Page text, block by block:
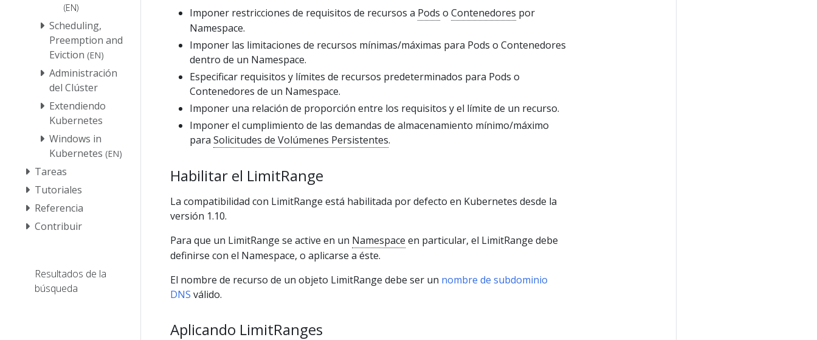
(EN)
Scheduling,
Preemption and
Eviction (EN)
Administración
del Clúster
Extendiendo
Kubernetes
Windows in
Kubernetes (EN)
Tareas
Tutoriales
Referencia
Contribuir
Resultados de la
búsqueda
Imponer restricciones de requisitos de recursos a Pods o Contenedores por
Namespace.
Imponer las limitaciones de recursos mínimas/máximas para Pods o Contenedores
dentro de un Namespace.
Especificar requisitos y límites de recursos predeterminados para Pods o
Contenedores de un Namespace.
Imponer una relación de proporción entre los requisitos y el límite de un recurso.
Imponer el cumplimiento de las demandas de almacenamiento mínimo/máximo
para Solicitudes de Volúmenes Persistentes.
Habilitar el LimitRange
La compatibilidad con LimitRange está habilitada por defecto en Kubernetes desde la
versión 1.10.
Para que un LimitRange se active en un Namespace en particular, el LimitRange debe
definirse con el Namespace, o aplicarse a éste.
El nombre de recurso de un objeto LimitRange debe ser un nombre de subdominio
DNS válido.
Aplicando LimitRanges